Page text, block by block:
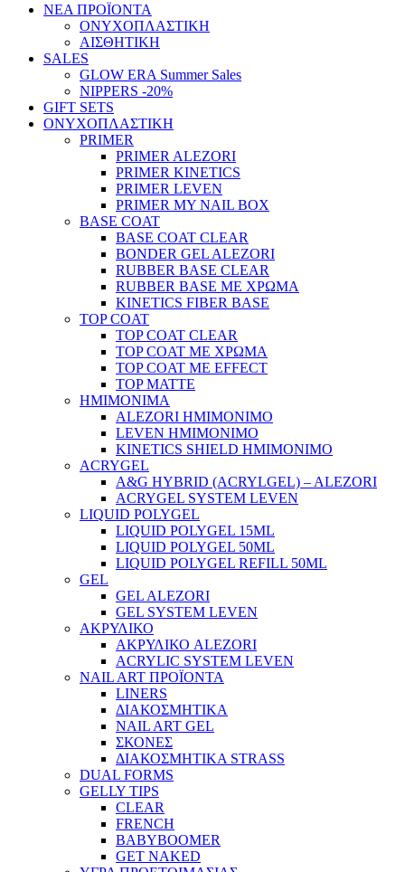
ΝΕΑ ΠΡΟΪΟΝΤΑ
ΟΝΥΧΟΠΛΑΣΤΙΚΗ
ΑΙΣΘΗΤΙΚΗ
SALES
GLOW ERA Summer Sales
NIPPERS -20%
GIFT SETS
ΟΝΥΧΟΠΛΑΣΤΙΚΗ
PRIMER
PRIMER ALEZORI
PRIMER KINETICS
PRIMER LEVEN
PRIMER MY NAIL BOX
BASE COAT
BASE COAT CLEAR
BONDER GEL ALEZORI
RUBBER BASE CLEAR
RUBBER BASE ΜΕ ΧΡΩΜΑ
KINETICS FIBER BASE
TOP COAT
TOP COAT CLEAR
TOP COAT ΜΕ ΧΡΩΜΑ
TOP COAT ΜΕ EFFECT
TOP MATTE
ΗΜΙΜΟΝΙΜΑ
ALEZORI ΗΜΙΜΟΝΙΜΟ
LEVEN ΗΜΙΜΟΝΙΜΟ
KINETICS SHIELD ΗΜΙΜΟΝΙΜΟ
ACRYGEL
A&G HYBRID (ACRYLGEL) – ALEZORI
ACRYGEL SYSTEM LEVEN
LIQUID POLYGEL
LIQUID POLYGEL 15ML
LIQUID POLYGEL 50ML
LIQUID POLYGEL REFILL 50ML
GEL
GEL ALEZORI
GEL SYSTEM LEVEN
ΑΚΡΥΛΙΚΟ
ΑΚΡΥΛΙΚΟ ALEZORI
ACRYLIC SYSTEM LEVEN
NAIL ART ΠΡΟΪΟΝΤΑ
LINERS
ΔΙΑΚΟΣΜΗΤΙΚΑ
NAIL ART GEL
ΣΚΟΝΕΣ
ΔΙΑΚΟΣΜΗΤΙΚΑ STRASS
DUAL FORMS
GELLY TIPS
CLEAR
FRENCH
BABYBOOMER
GET NAKED